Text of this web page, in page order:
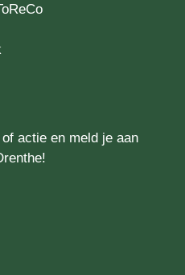
actie en meld je aan